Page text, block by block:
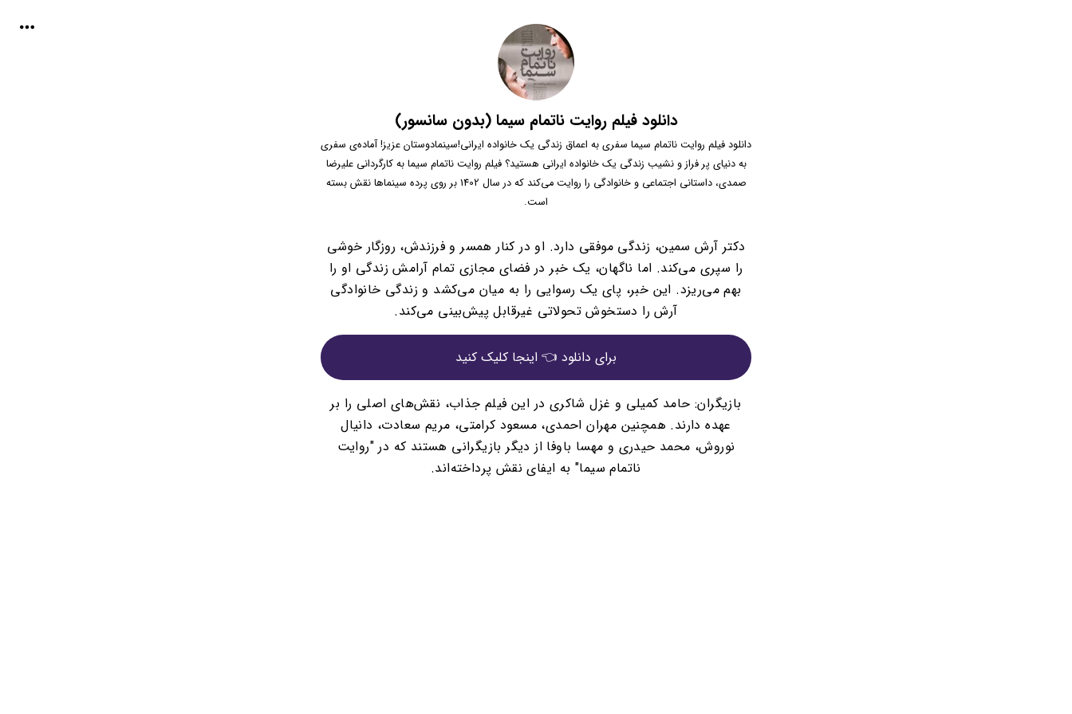
دانلود فیلم روایت ناتمام سیما (بدون سانسور)
دانلود فیلم روایت ناتمام سیما سفری به اعماق زندگی یک خانواده ایرانی!سینمادوستان عزیز! آماده‌ی سفری
به دنیای پر فراز و نشیب زندگی یک خانواده ایرانی هستید؟ فیلم روایت ناتمام سیما به کارگردانی علیرضا
صمدی، داستانی اجتماعی و خانوادگی را روایت می‌کند که در سال 1402 بر روی پرده سینماها نقش بسته
است.
دکتر آرش سمین، زندگی موفقی دارد. او در کنار همسر و فرزندش، روزگار خوشی
را سپری می‌کند. اما ناگهان، یک خبر در فضای مجازی تمام آرامش زندگی او را
بهم می‌ریزد. این خبر، پای یک رسوایی را به میان می‌کشد و زندگی خانوادگی
آرش را دستخوش تحولاتی غیرقابل پیش‌بینی می‌کند.
برای دانلود 👈 اینجا کلیک کنید
بازیگران: حامد کمیلی و غزل شاکری در این فیلم جذاب، نقش‌های اصلی را بر
عهده دارند. همچنین مهران احمدی، مسعود کرامتی، مریم سعادت، دانیال
نوروش، محمد حیدری و مهسا باوفا از دیگر بازیگرانی هستند که در "روایت
ناتمام سیما" به ایفای نقش پرداخته‌اند.